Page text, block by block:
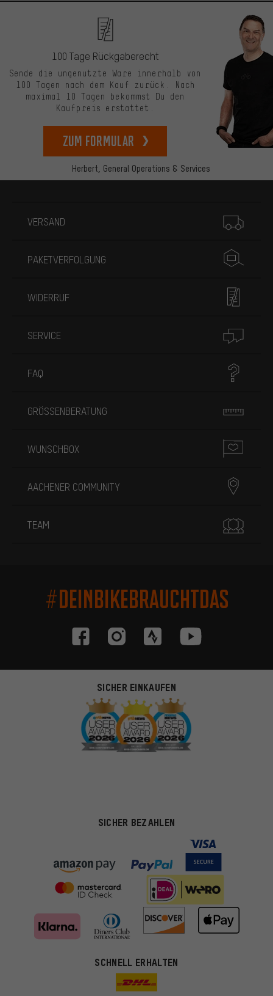
Herbert, General Operations & Services
100 Tage Rückgaberecht
Sende die ungenutzte Ware innerhalb von
100 Tagen nach dem Kauf zurück. Nach
maximal 10 Tagen bekommst Du den
Kaufpreis erstattet.
zum Formular
VERSAND
PAKETVERFOLGUNG
WIDERRUF
SERVICE
FAQ
GRÖSSENBERATUNG
WUNSCHBOX
AACHENER COMMUNITY
TEAM
#DEINBIKEBRAUCHTDAS
SICHER EINKAUFEN
SICHER BEZAHLEN
SCHNELL ERHALTEN